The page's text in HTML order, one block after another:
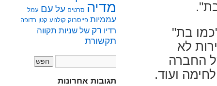
בת"
לא
החברה
ועוד.
מדיה סרטים על עם עמל
עממיות פייסבוק קולנוע קטן רדופה
רדיו רק של שניות תקווה
תקשורת
תגובות אחרונות